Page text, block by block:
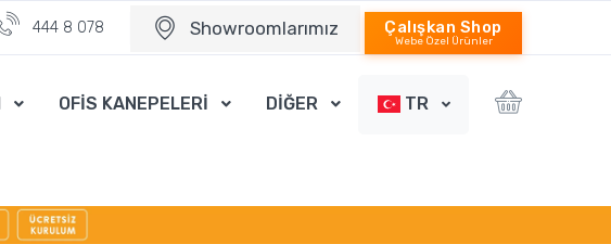
444 8 078 Showroomlarımız Çalışkan Shop
Webe Özel Ürünler
OFİS KANEPELERİ DİĞER TR